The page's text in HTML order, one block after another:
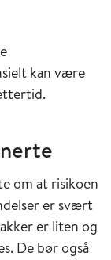
kan være
om at risikoen
er svært
er liten og
De bør også